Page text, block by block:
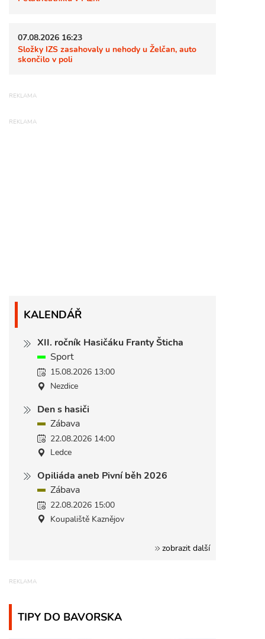
07.08.2026 16:23
Složky IZS zasahovaly u nehody u Želčan, auto
skončilo v poli
KALENDÁŘ
XII. ročník Hasičáku Franty Šticha
Sport
15.08.2026 13:00
Nezdice
Den s hasiči
Zábava
22.08.2026 14:00
Ledce
Opiliáda aneb Pivní běh 2026
Zábava
22.08.2026 15:00
Koupaliště Kaznějov
zobrazit další
TIPY DO BAVORSKA